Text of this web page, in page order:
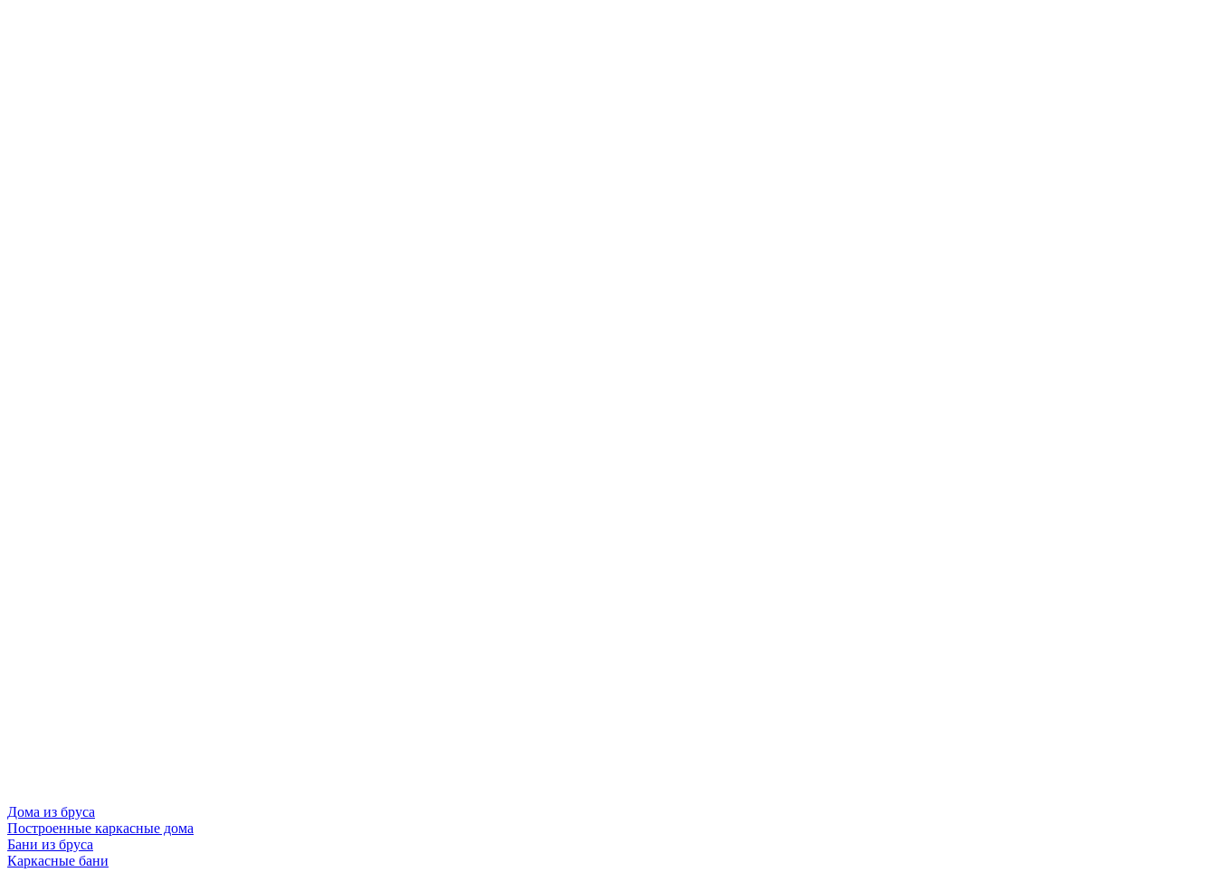
Дома из бруса
Построенные каркасные дома
Бани из бруса
Каркасные бани